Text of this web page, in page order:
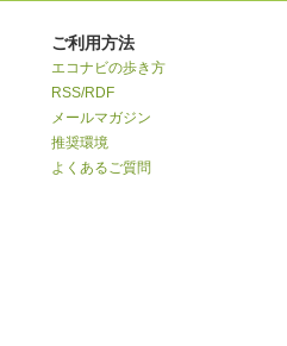
ご利用方法
エコナビの歩き方
RSS/RDF
メールマガジン
推奨環境
よくあるご質問